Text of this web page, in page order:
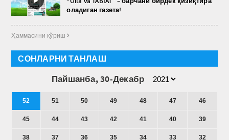
оладиган газета!
Ҳаммасини кўриш 
СОНЛАРНИ ТАНЛАШ
Пайшанба, 30-Декабр
52 51 50 49 48 47 46
45 44 43 42 41 40 39
38 37 36 35 34 33 32